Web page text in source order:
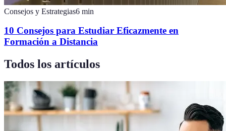
Consejos y Estrategias6 min
10 Consejos para Estudiar Eficazmente en
Formación a Distancia
Todos los artículos